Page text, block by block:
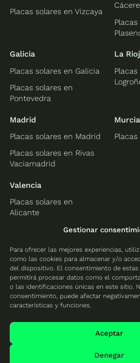
Gestionar
Para ofrecer las mejores experiencias,
como las cookies para almacenar y/o
del dispositivo. El consentimiento de
permitirá procesar datos como el
o las identificaciones únicas en este sitio.
consentimiento, puede afectar
características y funciones.
Aceptar
Denegar
Placas solares en Vizcaya
Galicia
Placas solares en Galicia
Placas solares en
Pontevedra
La
Madrid
Placas solares en Madrid
Placas solares en Rivas
Vaciamadrid
Murcia
Valencia
Placas solares en
Alicante
Placas solares en
Placas solares en
Valencia
Protección de datos
Política de cookies
Mapa del sitio